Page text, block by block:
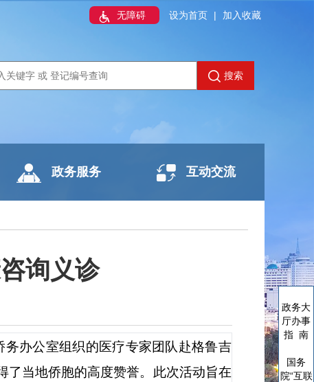
无障碍 设为首页 | 加入收藏
搜索
政务服务 互动交流
询义诊
办公室组织的医疗专家团队赴格鲁吉
了当地侨胞的高度赞誉。此次活动旨在
政务大
厅办事
指 南
国务
院“互联